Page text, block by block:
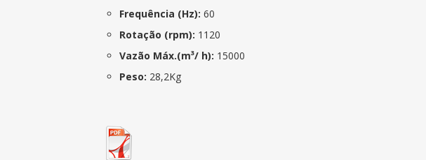
Frequência (Hz): 60
Rotação (rpm): 1120
Vazão Máx.(m³/ h): 15000
Peso: 28,2Kg